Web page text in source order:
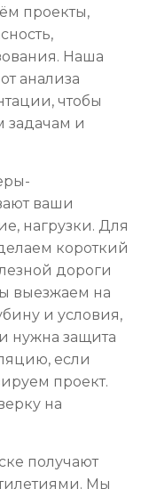
проекты,
Наша
анализа
чтобы
задачам и
ваши
нагрузки. Для
короткий
дороги
выезжаем на
и условия,
нужна защита
если
проект.
на
получают
Мы